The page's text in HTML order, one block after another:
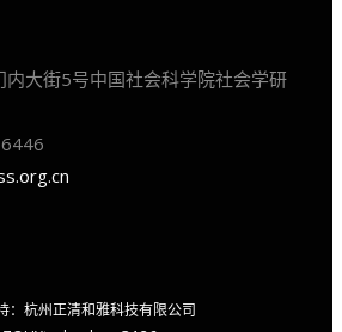
大街5号中国社会科学院社会学研
：杭州正清和雅科技有限公司